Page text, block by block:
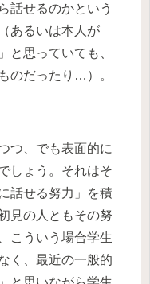
話せるのかという
あるいは本人が
と思っていても、
のだったり…）。
つ、でも表面的に
しょう。それはそ
話せる努力」を積
見の人ともその努
こういう場合学生
く、最近の一般的